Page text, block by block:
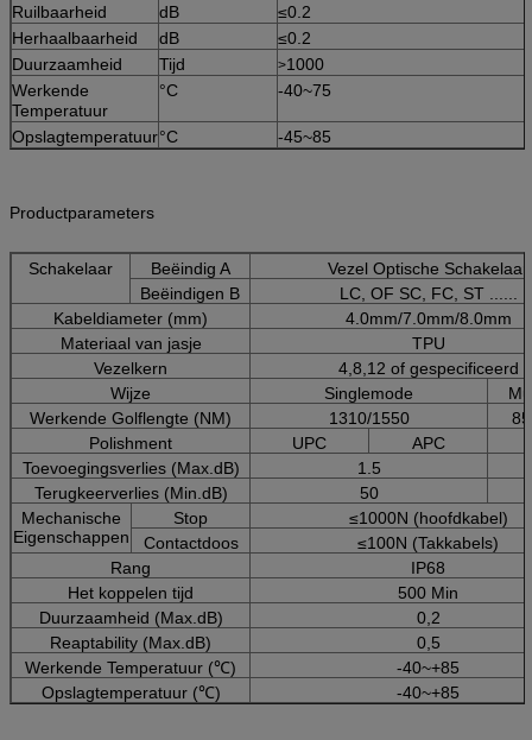
Ruilbaarheid
dB
≤0.2
Herhaalbaarheid
dB
≤0.2
Duurzaamheid
Tijd >1000
Werkende
Temperatuur
°C -40~75
Opslagtemperatuur°C -45~85
Productparameters
Schakelaar Beëindig A
Vezel Optische Schakelaar
Beëindigen B
LC, OF SC, FC, ST ......
Kabeldiameter (mm)
4.0mm/7.0mm/8.0mm
Materiaal van jasje
TPU
Vezelkern
4,8,12 of gespecificeerd
Wijze
Singlemode
Werkende Golflengte (NM)
1310/1550
Polishment
UPC APC
Toevoegingsverlies (Max.dB)
1.5
Terugkeerverlies (Min.dB)
50
Mechanische
Eigenschappen
Stop
≤1000N (hoofdkabel)
Contactdoos
≤100N (Takkabels)
Rang
IP68
Het koppelen tijd
500 Min
Duurzaamheid (Max.dB)
0,2
Reaptability (Max.dB)
0,5
Werkende Temperatuur (℃)
-40~+85
Opslagtemperatuur (℃)
-40~+85